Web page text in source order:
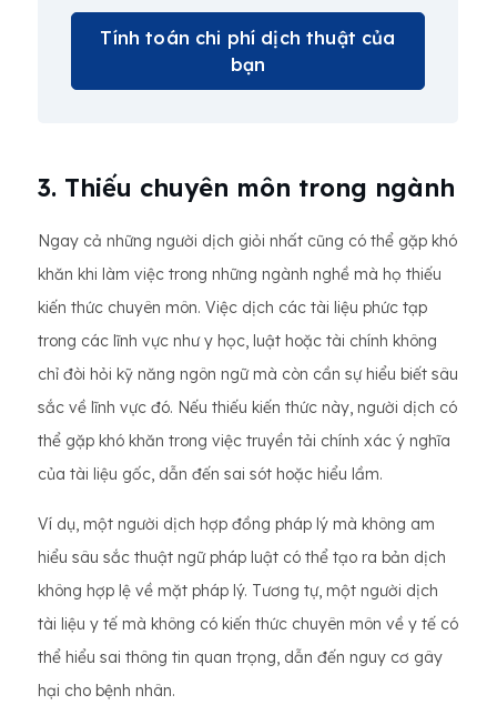
Tính toán chi phí dịch thuật của
bạn
3. Thiếu chuyên môn trong ngành
Ngay cả những người dịch giỏi nhất cũng có thể gặp khó
khăn khi làm việc trong những ngành nghề mà họ thiếu
kiến ​​thức chuyên môn. Việc dịch các tài liệu phức tạp
trong các lĩnh vực như y học, luật hoặc tài chính không
chỉ đòi hỏi kỹ năng ngôn ngữ mà còn cần sự hiểu biết sâu
sắc về lĩnh vực đó. Nếu thiếu kiến ​​thức này, người dịch có
thể gặp khó khăn trong việc truyền tải chính xác ý nghĩa
của tài liệu gốc, dẫn đến sai sót hoặc hiểu lầm.
Ví dụ, một người dịch hợp đồng pháp lý mà không am
hiểu sâu sắc thuật ngữ pháp luật có thể tạo ra bản dịch
không hợp lệ về mặt pháp lý. Tương tự, một người dịch
tài liệu y tế mà không có kiến ​​thức chuyên môn về y tế có
thể hiểu sai thông tin quan trọng, dẫn đến nguy cơ gây
hại cho bệnh nhân.